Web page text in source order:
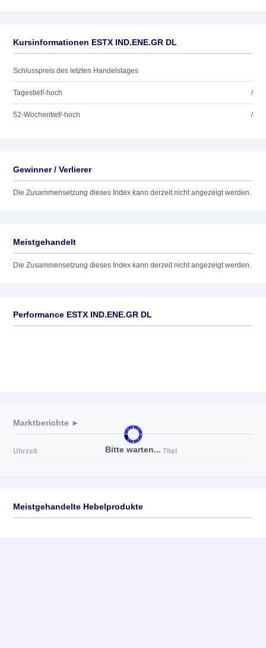
Kursinformationen ESTX IND.ENE.GR DL
Schlusspreis des letzten Handelstages
Tagestief/-hoch /
52-Wochentief/-hoch /
Gewinner / Verlierer
Die Zusammensetzung dieses Index kann derzeit nicht angezeigt werden.
Meistgehandelt
Die Zusammensetzung dieses Index kann derzeit nicht angezeigt werden.
Performance ESTX IND.ENE.GR DL
Bitte warten...
Marktberichte ►
Uhrzeit Titel
Meistgehandelte Hebelprodukte